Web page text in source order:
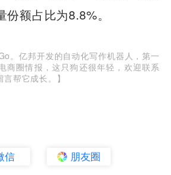
额占比为8.8%。
。亿邦开发的自动化写作机器人，第一
商圈情报，这只狗还很年轻，欢迎联系
帮它成长。】
信 朋友圈